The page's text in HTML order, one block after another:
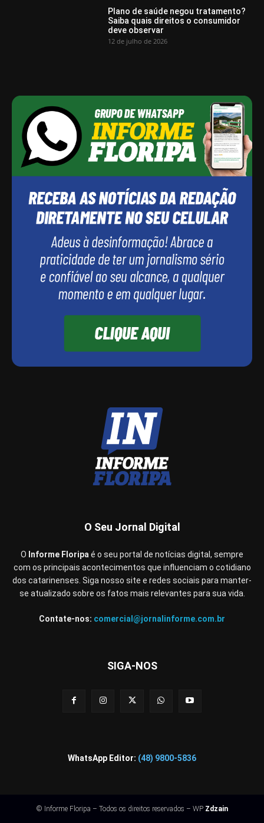
Plano de saúde negou tratamento?
Saiba quais direitos o consumidor
deve observar
12 de julho de 2026
O Seu Jornal Digital
O Informe Floripa é o seu portal de notícias digital, sempre
com os principais acontecimentos que influenciam o cotidiano
dos catarinenses. Siga nosso site e redes sociais para manter-
se atualizado sobre os fatos mais relevantes para sua vida.
Contate-nos: comercial@jornalinforme.com.br
SIGA-NOS
WhatsApp Editor: (48) 9800-5836
© Informe Floripa – Todos os direitos reservados – WP Zdzain